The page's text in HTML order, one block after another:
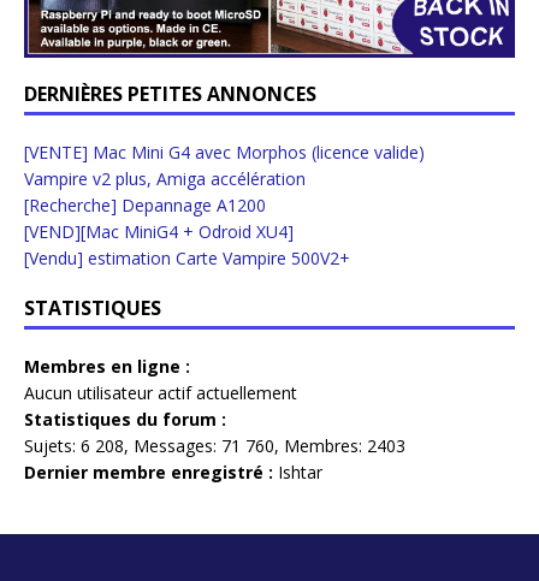
DERNIÈRES PETITES ANNONCES
[VENTE] Mac Mini G4 avec Morphos (licence valide)
Vampire v2 plus, Amiga accélération
[Recherche] Depannage A1200
[VEND][Mac MiniG4 + Odroid XU4]
[Vendu] estimation Carte Vampire 500V2+
STATISTIQUES
Membres en ligne :
Aucun utilisateur actif actuellement
Statistiques du forum :
Sujets: 6 208, Messages: 71 760, Membres: 2403
Dernier membre enregistré : Ishtar